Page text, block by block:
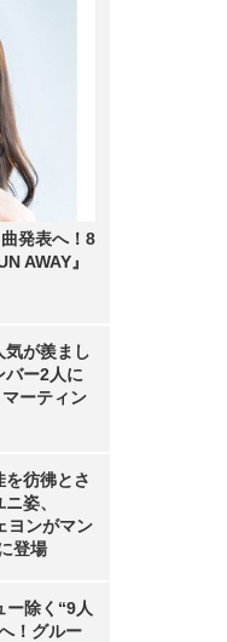
発表へ！8
AWAY』
気が羨まし
バー2人に
ーティン
彷彿とさ
姿、
ヨンがマン
登場
ー除く“9人
！グルー